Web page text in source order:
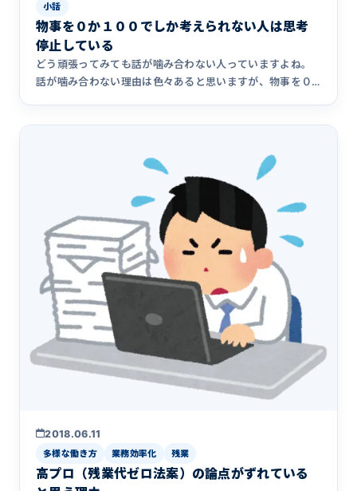
小話
物事を０か１００でしか考えられない人は思考
停止している
どう頑張ってみても話が噛み合わない人っていますよね。
話が噛み合わない理由は色々あると思いますが、物事を０
2018.06.11
多様な働き方 業務効率化 残業
高プロ（残業代ゼロ法案）の論点がずれている